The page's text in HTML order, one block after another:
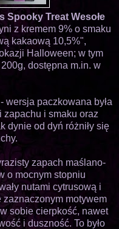
Spooky Treat Wesołe
z kremem 9% o smaku
kakaową 10,5%",
Halloween; w tym
dostępna m.in. w
wersja paczkowana była
i smaku oraz
dynie od dyń różniły się
zapach maślano-
o mocnym stopniu
nutami cytrusową i
zaznaczonym motywem
sobie cierpkość, nawet
i duszność. To było